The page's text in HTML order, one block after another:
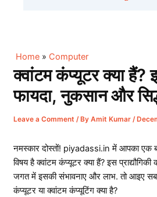
Home » Computer
क्वांटम कंप्यूटर क्या हैं?
फायदा, नुकसान और
Leave a Comment / By Amit Kumar /
नमस्कार दोस्तों! piyadassi.in में आपका एक
विषय है क्वांटम कंप्यूटर क्या हैं? इस
जगत में इसकी संभावनाए और लाभ. तो आइए
कंप्यूटर या क्वांटम कंप्यूटिंग क्या है?